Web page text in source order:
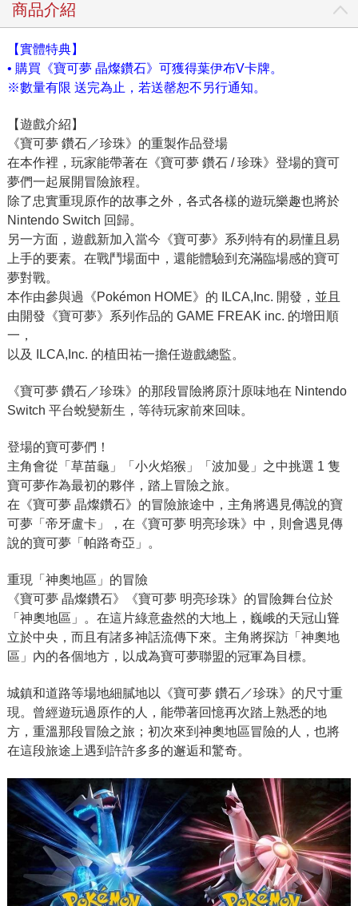
商品介紹
【實體特典】
• 購買《寶可夢 晶燦鑽石》可獲得葉伊布V卡牌。
※數量有限 送完為止，若送罄恕不另行通知。
【遊戲介紹】
《寶可夢 鑽石／珍珠》的重製作品登場
在本作裡，玩家能帶著在《寶可夢 鑽石 / 珍珠》登場的寶可
夢們一起展開冒險旅程。
除了忠實重現原作的故事之外，各式各樣的遊玩樂趣也將於
Nintendo Switch 回歸。
另一方面，遊戲新加入當今《寶可夢》系列特有的易懂且易
上手的要素。在戰鬥場面中，還能體驗到充滿臨場感的寶可
夢對戰。
本作由參與過《Pokémon HOME》的 ILCA,Inc. 開發，並且
由開發《寶可夢》系列作品的 GAME FREAK inc. 的增田順
一，
以及 ILCA,Inc. 的植田祐一擔任遊戲總監。
《寶可夢 鑽石／珍珠》的那段冒險將原汁原味地在 Nintendo
Switch 平台蛻變新生，等待玩家前來回味。
登場的寶可夢們！
主角會從「草苗龜」「小火焰猴」「波加曼」之中挑選 1 隻
寶可夢作為最初的夥伴，踏上冒險之旅。
在《寶可夢 晶燦鑽石》的冒險旅途中，主角將遇見傳說的寶
可夢「帝牙盧卡」，在《寶可夢 明亮珍珠》中，則會遇見傳
說的寶可夢「帕路奇亞」。
重現「神奧地區」的冒險
《寶可夢 晶燦鑽石》《寶可夢 明亮珍珠》的冒險舞台位於
「神奧地區」。在這片綠意盎然的大地上，巍峨的天冠山聳
立於中央，而且有諸多神話流傳下來。主角將探訪「神奧地
區」內的各個地方，以成為寶可夢聯盟的冠軍為目標。
城鎮和道路等場地細膩地以《寶可夢 鑽石／珍珠》的尺寸重
現。曾經遊玩過原作的人，能帶著回憶再次踏上熟悉的地
方，重溫那段冒險之旅；初次來到神奧地區冒險的人，也將
在這段旅途上遇到許許多多的邂逅和驚奇。